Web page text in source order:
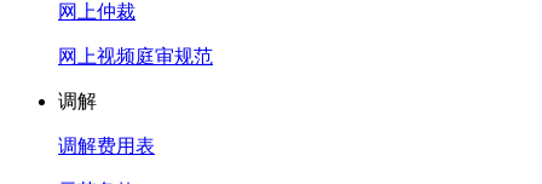
网上仲裁
网上视频庭审规范
调解
调解费用表